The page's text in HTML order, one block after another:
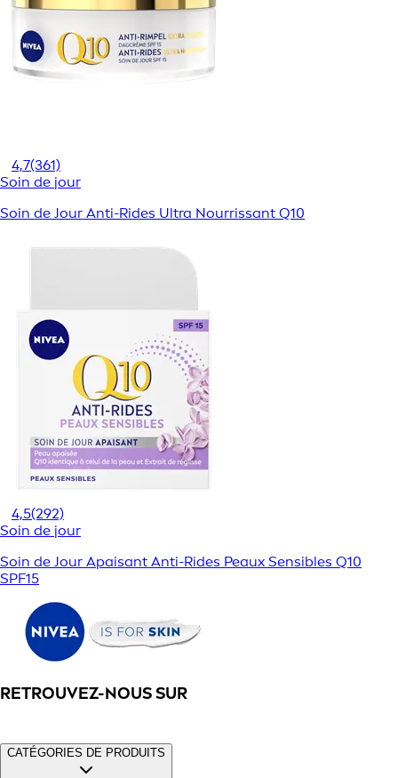
4,7(361)
Soin de jour
Soin de Jour Anti-Rides Ultra Nourrissant Q10
4,5(292)
Soin de jour
Soin de Jour Apaisant Anti-Rides Peaux Sensibles Q10
SPF15
RETROUVEZ-NOUS SUR
CATÉGORIES DE PRODUITS